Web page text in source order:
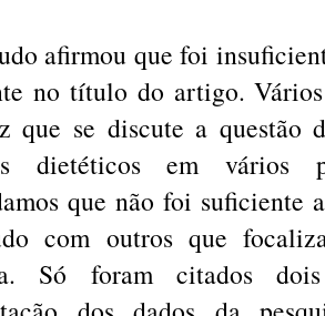
afirmou que foi
no título do artigo.
que se discute a questão
dietéticos em vários
que não foi suficiente
com outros que
Só foram citados